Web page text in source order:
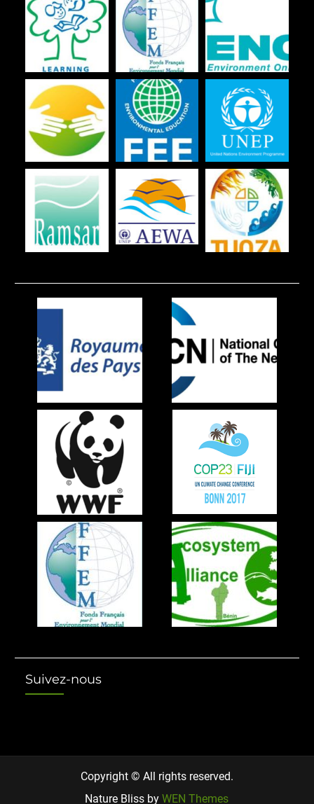
Suivez-nous
Copyright © All rights reserved.
Nature Bliss byWEN Themes